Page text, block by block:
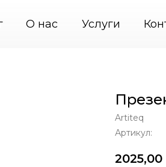
Услуги
О нас
Artiteq
Артикул:
2025,00